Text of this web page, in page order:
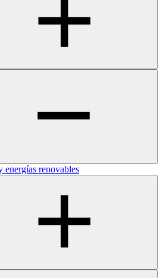
energías renovables